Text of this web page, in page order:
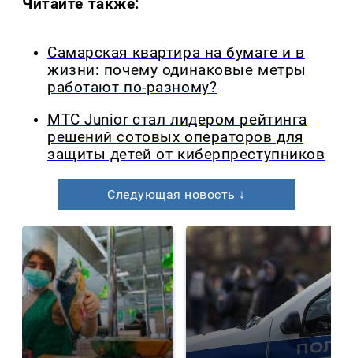
Самарская квартира на бумаге и в
жизни: почему одинаковые метры
работают по-разному?
МТС Junior стал лидером рейтинга
решений сотовых операторов для
защиты детей от киберпреступников
Следующая новость ↓